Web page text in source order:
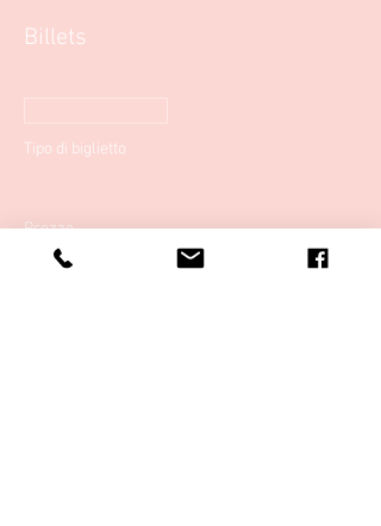
Billets
Tipo di biglietto
Prezzo
57,00 €